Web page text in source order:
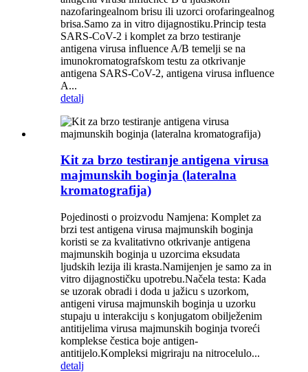
nazofaringealnom brisu ili uzorci orofaringealnog
brisa.Samo za in vitro dijagnostiku.Princip testa
SARS-CoV-2 i komplet za brzo testiranje
antigena virusa influence A/B temelji se na
imunokromatografskom testu za otkrivanje
antigena SARS-CoV-2, antigena virusa influence
A...
detalj
Kit za brzo testiranje antigena virusa
majmunskih boginja (lateralna
kromatografija)
Pojedinosti o proizvodu Namjena: Komplet za
brzi test antigena virusa majmunskih boginja
koristi se za kvalitativno otkrivanje antigena
majmunskih boginja u uzorcima eksudata
ljudskih lezija ili krasta.Namijenjen je samo za in
vitro dijagnostičku upotrebu.Načela testa: Kada
se uzorak obradi i doda u jažicu s uzorkom,
antigeni virusa majmunskih boginja u uzorku
stupaju u interakciju s konjugatom obilježenim
antitijelima virusa majmunskih boginja tvoreći
komplekse čestica boje antigen-
antitijelo.Kompleksi migriraju na nitrocelulo...
detalj